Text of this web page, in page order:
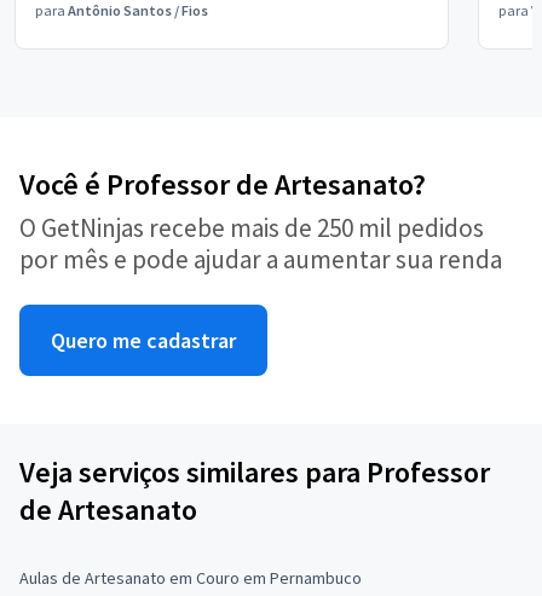
para Antônio Santos /Fios para
Você é Professor de Artesanato?
O GetNinjas recebe mais de 250 mil pedidos
por mês e pode ajudar a aumentar sua renda
Quero me cadastrar
Veja serviços similares para Professor
de Artesanato
Aulas de Artesanato em Couro em Pernambuco